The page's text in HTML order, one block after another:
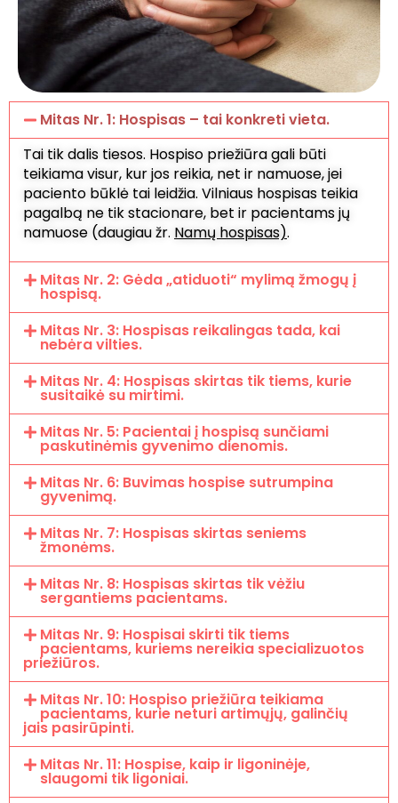
Mitas Nr. 1: Hospisas – tai konkreti vieta.
Tai tik dalis tiesos. Hospiso priežiūra gali būti
teikiama visur, kur jos reikia, net ir namuose, jei
paciento būklė tai leidžia. Vilniaus hospisas teikia
pagalbą ne tik stacionare, bet ir pacientams jų
namuose (daugiau žr. Namų hospisas).
Mitas Nr. 2: Gėda „atiduoti“ mylimą žmogų į
hospisą.
Mitas Nr. 3: Hospisas reikalingas tada, kai
nebėra vilties.
Mitas Nr. 4: Hospisas skirtas tik tiems, kurie
susitaikė su mirtimi.
Mitas Nr. 5: Pacientai į hospisą sunčiami
paskutinėmis gyvenimo dienomis.
Mitas Nr. 6: Buvimas hospise sutrumpina
gyvenimą.
Mitas Nr. 7: Hospisas skirtas seniems
žmonėms.
Mitas Nr. 8: Hospisas skirtas tik vėžiu
sergantiems pacientams.
Mitas Nr. 9: Hospisai skirti tik tiems
pacientams, kuriems nereikia specializuotos
priežiūros.
Mitas Nr. 10: Hospiso priežiūra teikiama
pacientams, kurie neturi artimųjų, galinčių
jais pasirūpinti.
Mitas Nr. 11: Hospise, kaip ir ligoninėje,
slaugomi tik ligoniai.